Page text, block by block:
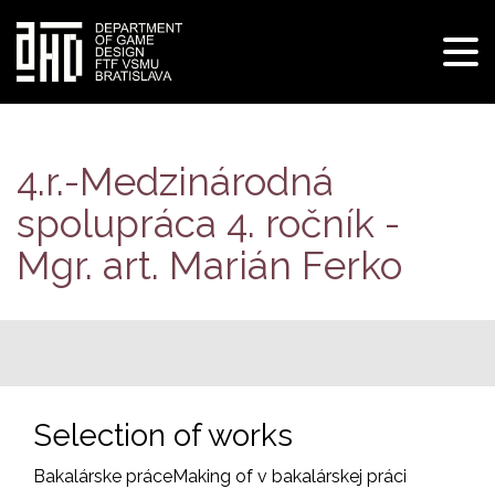
content
4.r.-Medzinárodná
spolupráca 4. ročník -
Mgr. art. Marián Ferko
Selection of works
Bakalárske práceMaking of v bakalárskej práci